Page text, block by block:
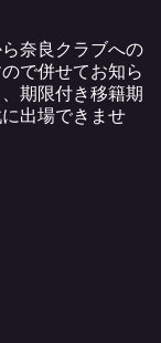
奈良クラブへの
で併せてお知ら
期限付き移籍期
出場できませ